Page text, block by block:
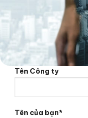
Tên Công ty
Tên của bạn*